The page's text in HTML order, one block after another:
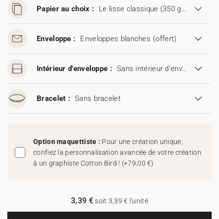
Papier au choix : Le lisse classique (350 g/m²)
Enveloppe : Enveloppes blanches (offert)
Intérieur d'enveloppe : Sans intérieur d'enveloppe
Bracelet : Sans bracelet
Option maquettiste : Pour une création unique,
confiez la personnalisation avancée de votre création
à un graphiste Cotton Bird ! (+79,00 €)
3,39 €soit 3,39 € l'unité